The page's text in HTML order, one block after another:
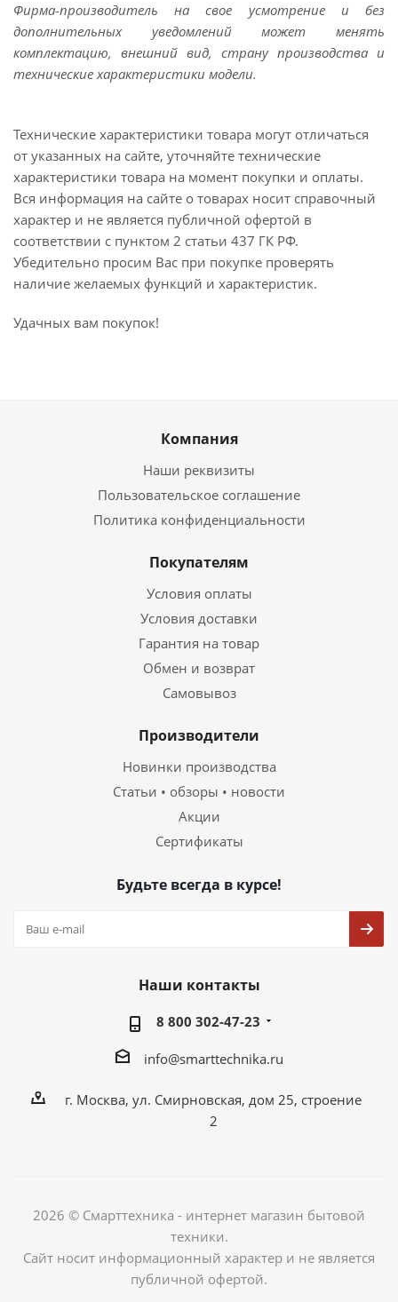
Фирма-производитель на свое усмотрение и без
дополнительных уведомлений может менять
комплектацию, внешний вид, страну производства и
технические характеристики модели.
Технические характеристики товара могут отличаться
от указанных на сайте, уточняйте технические
характеристики товара на момент покупки и оплаты.
Вся информация на сайте о товарах носит справочный
характер и не является публичной офертой в
соответствии с пунктом 2 статьи 437 ГК РФ.
Убедительно просим Вас при покупке проверять
наличие желаемых функций и характеристик.
Удачных вам покупок!
Компания
Наши реквизиты
Пользовательское соглашение
Политика конфиденциальности
Покупателям
Условия оплаты
Условия доставки
Гарантия на товар
Обмен и возврат
Самовывоз
Производители
Новинки производства
Статьи • обзоры • новости
Акции
Сертификаты
Будьте всегда в курсе!
Наши контакты
8 800 302-47-23
info@smarttechnika.ru
г. Москва, ул. Смирновская, дом 25, строение
2
2026 © Смарттехника - интернет магазин бытовой
техники.
Сайт носит информационный характер и не является
публичной офертой.